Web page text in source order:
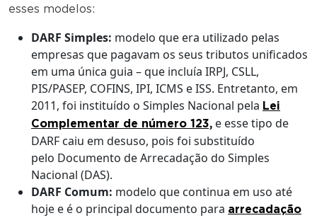
esses modelos:
DARF Simples: modelo que era utilizado pelas
empresas que pagavam os seus tributos unificados
em uma única guia – que incluía IRPJ, CSLL,
PIS/PASEP, COFINS, IPI, ICMS e ISS. Entretanto, em
2011, foi instituído o Simples Nacional pela Lei
Complementar de número 123, e esse tipo de
DARF caiu em desuso, pois foi substituído
pelo Documento de Arrecadação do Simples
Nacional (DAS).
DARF Comum: modelo que continua em uso até
hoje e é o principal documento para arrecadação